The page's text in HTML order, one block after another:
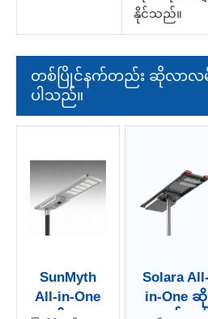
နိုင်သည်။
တစ်ပြိုင်နက်တည်း ဆိုလာလမ်းမီ
ပါသည်။
SunMyth
All-in-One
Solara All-
in-One ဆို